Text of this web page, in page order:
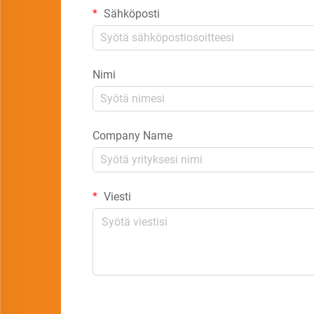
Sähköposti
Nimi
Company Name
Viesti